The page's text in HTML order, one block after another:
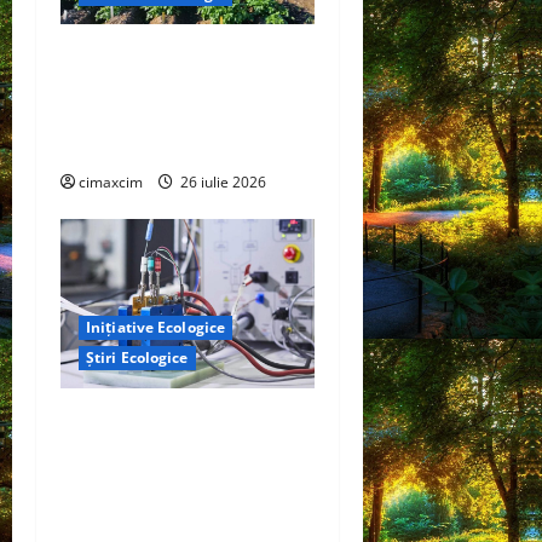
cimaxcim 26 iulie 2026
Inițiative Ecologice
Știri Ecologice